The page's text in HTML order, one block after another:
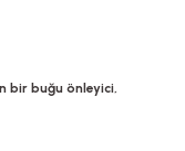
bir buğu önleyici,